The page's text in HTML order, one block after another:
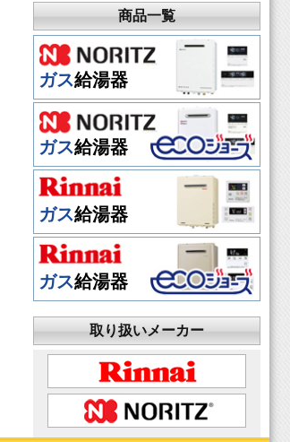
商品一覧
ガス給湯器
ガス給湯器
ガス給湯器
ガス給湯器
取り扱いメーカー